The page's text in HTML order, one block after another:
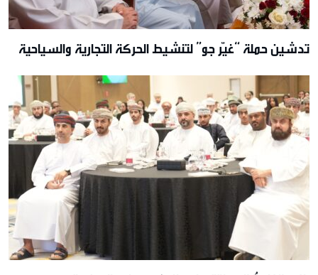
تدشين حملة “غيّر جو” لتنشيط الحركة التجارية والسياحية